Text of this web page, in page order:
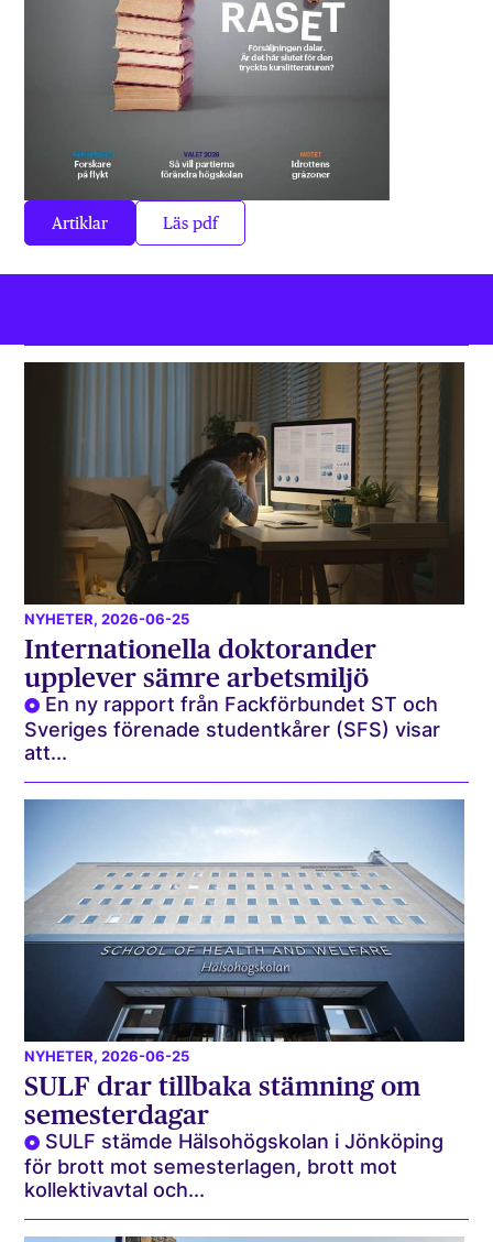
Artiklar Läs pdf
NYHETER, 2026-06-25
Internationella doktorander
upplever sämre arbetsmiljö
En ny rapport från Fackförbundet ST och
Sveriges förenade studentkårer (SFS) visar
att...
NYHETER, 2026-06-25
SULF drar tillbaka stämning om
semesterdagar
SULF stämde Hälsohögskolan i Jönköping
för brott mot semesterlagen, brott mot
kollektivavtal och...